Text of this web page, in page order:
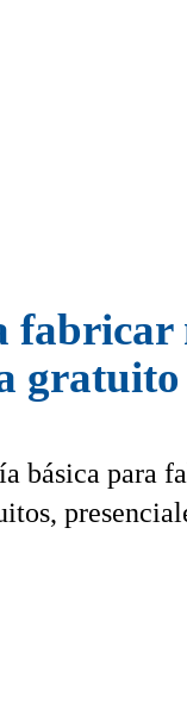
gratuito
básica para